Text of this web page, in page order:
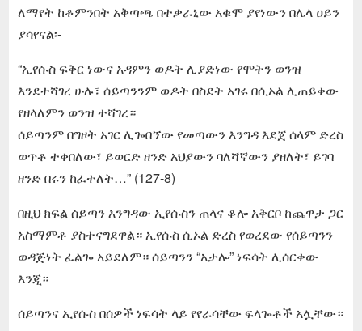
ለማየት ከቆምንበት አቅጣጫ በተቃራኒው አቁሞ ያየነውን በሌላ ዐይን
ያሳየናል፡-
“ኢየሱስ ፍቅር ነውና አዳምን ወዶት ሊያድነው የሞትን ወንዝ
እንደተሻገረ ሁሉ፣ ሰይጣንንም ወዶት በስደት አገሩ በሲኦል ሊጠይቀው
የዘላለምን ወንዝ ተሻገረ።
ሰይጣንም በግዞት አገር ሊጐበኘው የመጣውን እንግዳ እደጀ ሰላም ድረስ
ወጥቶ ተቀበለው፣ ይወርድ ዘንድ አህያውን ባለሻኛውን ያዘለት፣ ይገባ
ዘንድ በሩን ከፈተለት…” (127-8)
በዚህ ክፍል ሰይጣን እንግዳው ኢየሱስን ጠላና ቆሎ አቅርቦ ከጨዋታ ጋር
አስማምቶ ያስተናግደዋል። ኢየሱስ ሲኦል ድረስ የወረደው የሰይጣንን
ወዳጅነት ፈልጐ አይደለም። ሰይጣንን “አታሎ” ነፍሳት ሊሰርቀው
እንጂ።
ሰይጣንና ኢየሱስ በሰዎች ነፍሳት ላይ የየራሳቸው ፍላጐቶች አሏቸው።